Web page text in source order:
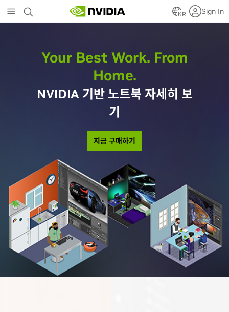
to
main
KR Sign In
Your Best Work. From
Home.
NVIDIA 기반 노트북 자세히 보
기
지금 구매하기